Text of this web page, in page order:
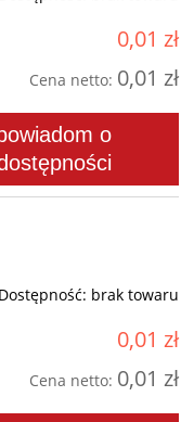
0,01 zł
Cena netto: 0,01 zł
o
Dostępność: brak towaru
0,01 zł
Cena netto: 0,01 zł